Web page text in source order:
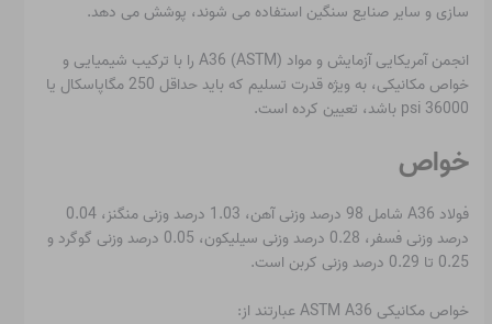
سازی و سایر صنایع سنگین استفاده می شوند، پوشش می دهد.
انجمن آمریکایی آزمایش و مواد (ASTM) A36 را با ترکیب شیمیایی و
خواص مکانیکی، به ویژه قدرت تسلیم که باید حداقل 250 مگاپاسکال یا
36000 psi باشد، تعیین کرده است.
خواص
فولاد A36 شامل 98 درصد وزنی آهن، 1.03 درصد وزنی منگنز، 0.04
درصد وزنی فسفر، 0.28 درصد وزنی سیلیکون، 0.05 درصد وزنی گوگرد و
0.25 تا 0.29 درصد وزنی کربن است.
خواص مکانیکی ASTM A36 عبارتند از: